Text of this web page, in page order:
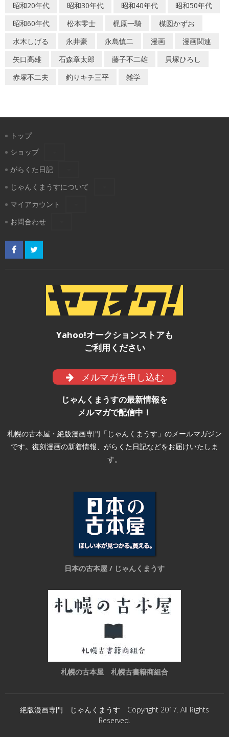
昭和20年代
昭和30年代 昭和40年代
昭和50年代
昭和60年代
松本零士 梶原一騎
楳図かずお
水木しげる
永井豪 永島慎二 漫画
漫画関連
矢口高雄
石森章太郎 藤子不二雄
貝塚ひろし
赤塚不二夫
釣りキチ三平 雑学
トップ
ショップ
がらくた日記
じゃんくまうすについて
マイアカウント
お問合わせ
Yahoo!オークションストアも
ご利用ください
メルマガを申し込む
じゃんくまうすの最新情報を
メルマガで配信中！
札幌の古本屋・絶版漫画専門「じゃんくまうす」のメールマガジン
です。復刻漫画の新着情報、がらくた日記などをお届けいたしま
す。
日本の古本屋 / じゃんくまうす
札幌の古本屋 札幌古書籍商組合
絶版漫画専門 じゃんくまうす Copyright 2017. All Rights
Reserved.